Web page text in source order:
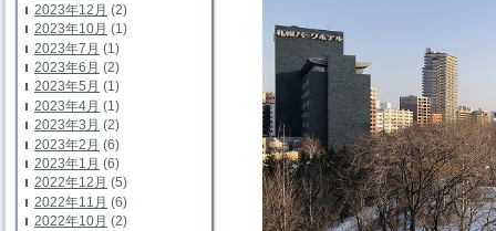
2023年12月 (2)
2023年10月 (1)
2023年7月 (1)
2023年6月 (2)
2023年5月 (1)
2023年4月 (1)
2023年3月 (2)
2023年2月 (6)
2023年1月 (6)
2022年12月 (5)
2022年11月 (6)
2022年10月 (2)